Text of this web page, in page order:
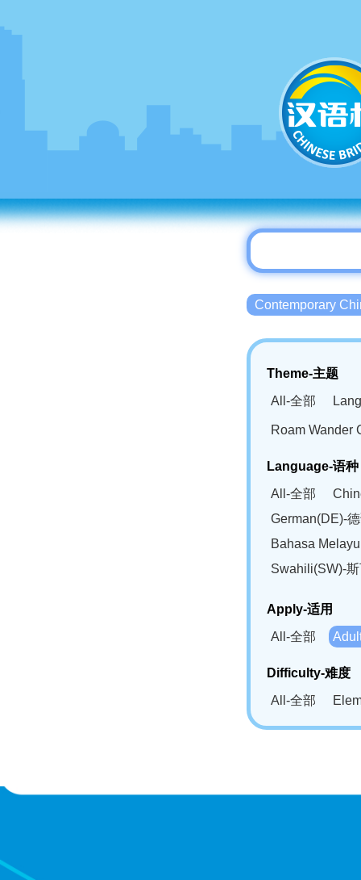
Contemporary
Theme-主题
All-全部
Roam Wander
Language-语种
All-全部
German(DE)-
Bahasa
Swahili(SW)-
Apply-适用
All-全部
Difficulty-难度
All-全部